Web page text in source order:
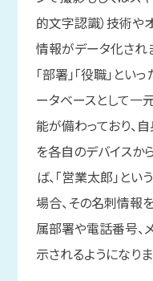
的文字認識）技術や
情報がデータ化されま
「部署」「役職」と
ータベースとして一
能が備わっており、
を各自のデバイスか
ば、「営業太郎」と
場合、その名刺情報
属部署や電話番号、
示されるようになりま